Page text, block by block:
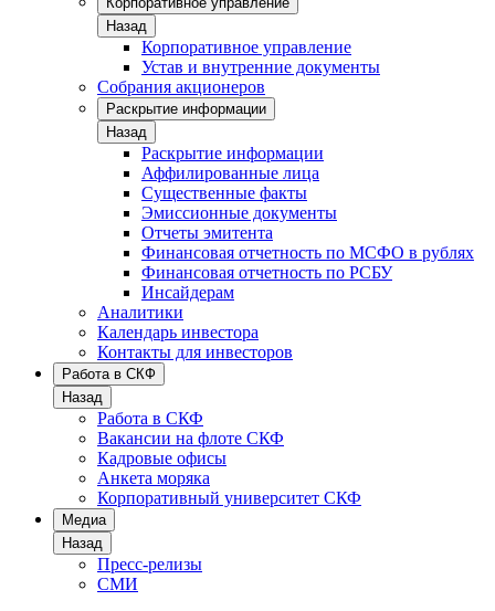
Назад
Корпоративное управление
Устав и внутренние документы
Собрания акционеров
Раскрытие информации
Назад
Раскрытие информации
Аффилированные лица
Существенные факты
Эмиссионные документы
Отчеты эмитента
Финансовая отчетность по МСФО в рублях
Финансовая отчетность по РСБУ
Инсайдерам
Аналитики
Календарь инвестора
Контакты для инвесторов
Работа в СКФ
Назад
Работа в СКФ
Вакансии на флоте СКФ
Кадровые офисы
Анкета моряка
Корпоративный университет СКФ
Медиа
Назад
Пресс-релизы
СМИ